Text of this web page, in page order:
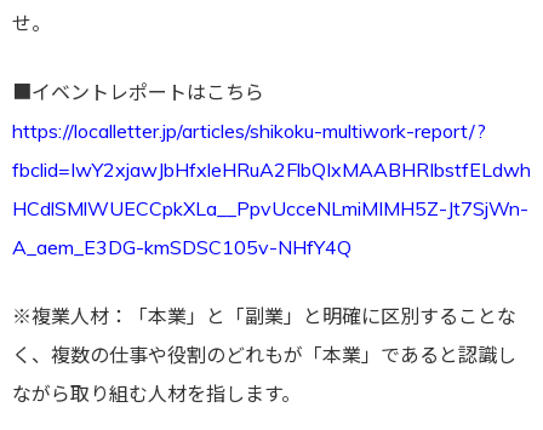
せ。
■イベントレポートはこちら
https://localletter.jp/articles/shikoku-multiwork-report/?
fbclid=IwY2xjawJbHfxleHRuA2FlbQIxMAABHRIbstfELdwh
HCdlSMlWUECCpkXLa__PpvUcceNLmiMIMH5Z-Jt7SjWn-
A_aem_E3DG-kmSDSC105v-NHfY4Q
※複業人材：「本業」と「副業」と明確に区別することな
く、複数の仕事や役割のどれもが「本業」であると認識し
ながら取り組む人材を指します。